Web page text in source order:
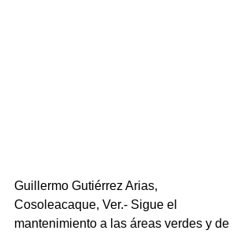
Guillermo Gutiérrez Arias,
Cosoleacaque, Ver.- Sigue el
mantenimiento a las áreas verdes y de